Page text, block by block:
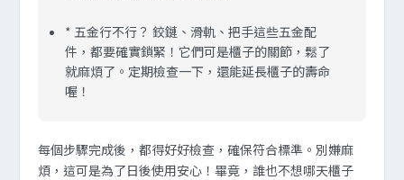
* 五金行不行？ 鉸鏈、滑軌、把手這些五金配
件，都要確實鎖緊！它們可是櫃子的關節，鬆了
就麻煩了。定期檢查一下，還能延長櫃子的壽命
喔！
每個步驟完成後，都得好好檢查，確保符合標準。別嫌麻
煩，這可是為了日後使用安心！畢竟，誰也不想哪天櫃子